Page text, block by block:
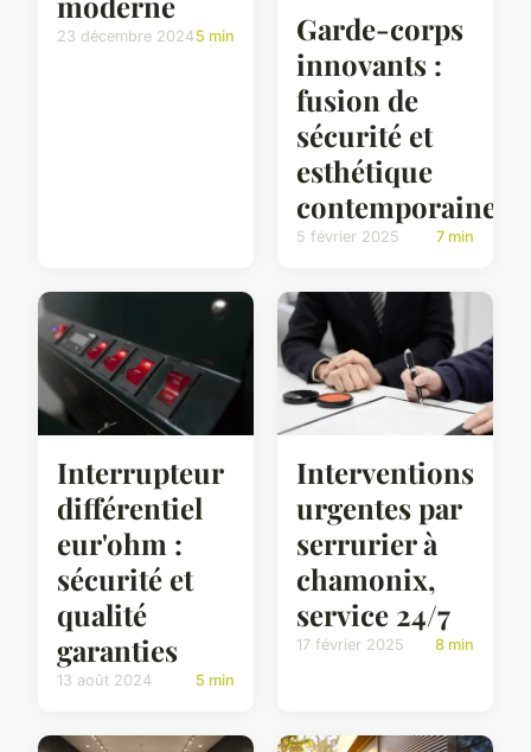
23 décembre 20245 min
Garde-corps
innovants :
fusion de
sécurité et
esthétique
contemporaine
5 février 2025 7 min
Interrupteur
différentiel
eur'ohm :
sécurité et
qualité
garanties
13 août 2024 5 min
Interventions
urgentes par
serrurier à
chamonix,
service 24/7
17 février 2025 8 min